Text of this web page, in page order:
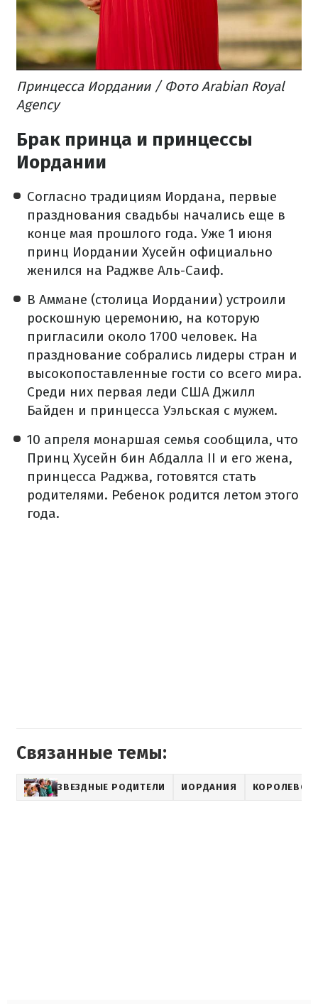
Принцесса Иордании / Фото Arabian Royal
Agency
Брак принца и принцессы
Иордании
Согласно традициям Иордана, первые
празднования свадьбы начались еще в
конце мая прошлого года. Уже 1 июня
принц Иордании Хусейн официально
женился на Раджве Аль-Саиф.
В Аммане (столица Иордании) устроили
роскошную церемонию, на которую
пригласили около 1700 человек. На
празднование собрались лидеры стран и
высокопоставленные гости со всего мира.
Среди них первая леди США Джилл
Байден и принцесса Уэльская с мужем.
10 апреля монаршая семья сообщила, что
Принц Хусейн бин Абдалла II и его жена,
принцесса Раджва, готовятся стать
родителями. Ребенок родится летом этого
года.
Связанные темы:
ЗВЕЗДНЫЕ РОДИТЕЛИ ИОРДАНИЯ